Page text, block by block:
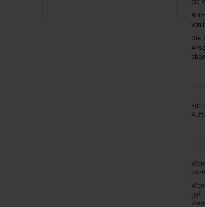
die
von
Die
Für
ggf.